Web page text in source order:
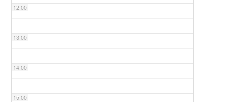
12:00
13:00
14:00
15:00